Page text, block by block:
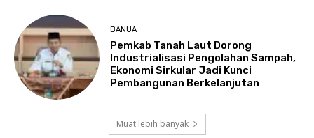
BANUA
Pemkab Tanah Laut Dorong
Industrialisasi Pengolahan Sampah,
Ekonomi Sirkular Jadi Kunci
Pembangunan Berkelanjutan
Muat lebih banyak